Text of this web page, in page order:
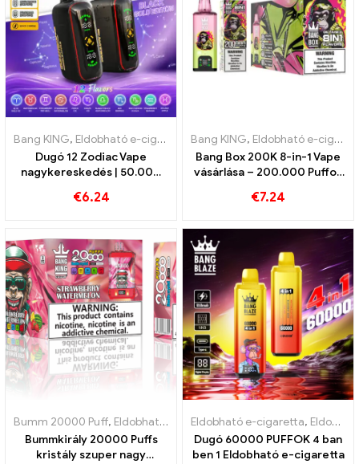
Bang KING, Eldobható e-cigaretta ,Eldobható e-cigaretta Belgium
Dugó 12 Zodiac Vape
nagykereskedés | 50.000
€6.24
Bang KING, Eldobható e-cigaretta
Bang Box 200K 8-in-1 Vape
vásárlása – 200.000 Puffok
€7.24
Bumm 20000 Puff, Eldobható e-cigaretta ,Eldobható e-cigaretta
Bummkirály 20000 Puffs
kristály szuper nagy
Eldobható e-cigaretta, Eldobható e-cigaretta Lengyelország
Dugó 60000 PUFFOK 4 ban
ben 1 Eldobható e-cigaretta